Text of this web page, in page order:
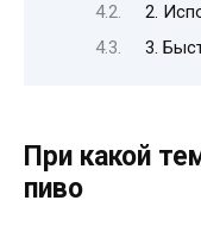
2.
3.
При какой
пиво